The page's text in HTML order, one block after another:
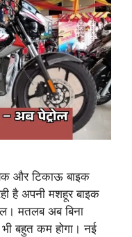
और टिकाऊ बाइक
है अपनी मशहूर बाइक
मतलब अब बिना
बहुत कम होगा। नई